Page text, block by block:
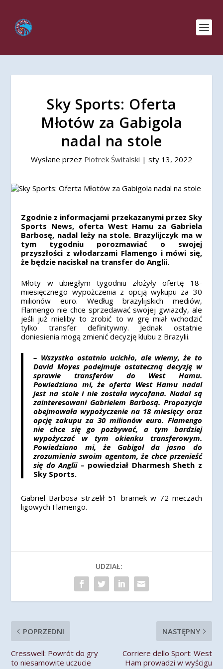
Sky Sports: Oferta
Młotów za Gabigola
nadal na stole
Wysłane przez Piotrek Świtalski | sty 13, 2022
Zgodnie z informacjami przekazanymi przez Sky
Sports News, oferta West Hamu za Gabriela
Barbosę, nadal leży na stole. Brazylijczyk ma w
tym tygodniu porozmawiać o swojej
przyszłości z włodarzami Flamengo i mówi się,
że będzie naciskał na transfer do Anglii.
Młoty w ubiegłym tygodniu złożyły ofertę 18-
miesięcznego wypożczenia z opcją wykupu za 30
milionów euro. Według brazylijskich mediów,
Flamengo nie chce sprzedawać swojej gwiazdy, ale
jeśli już mieliby to zrobić to w grę miał wchodzić
tylko transfer definitywny. Jednak ostatnie
doniesienia mogą zmienić decyzję klubu z Brazylii.
– Wszystko ostatnio ucichło, ale wiemy, że to
David Moyes podejmuje ostateczną decyzję w
sprawie transferów do West Hamu.
Powiedziano mi, że oferta West Hamu nadal
jest na stole i nie została wycofana. Nadal są
zainteresowani Gabrielem Barbosą. Propozycja
obejmowała wypożyczenie na 18 miesięcy oraz
opcję zakupu za 30 milionów euro. Flamengo
nie chce się go pozbywać, a tym bardziej
wypożyczać w tym okienku transferowym.
Powiedziano mi, że Gabigol da jasno do
zrozumienia swoim agentom, że chce przenieść
się do Anglii– powiedział Dharmesh Sheth z
Sky Sports.
Gabriel Barbosa strzelił 51 bramek w 72 meczach
ligowych Flamengo.
UDZIAŁ:
POPRZEDNI
Cresswell: Powrót do gry
to niesamowite uczucie
NASTĘPNY
Corriere dello Sport: West
Ham prowadzi w wyścigu